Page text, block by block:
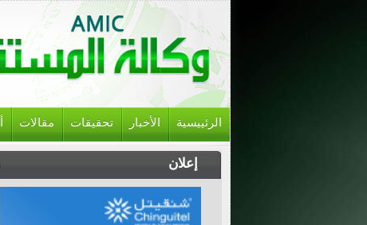
الرئييسية الأخبار تحقيقات مقالات
إعلان